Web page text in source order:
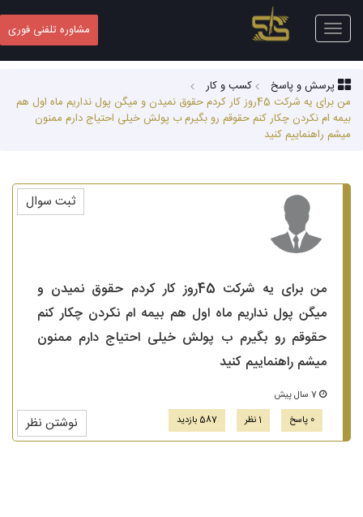
Toggle
navigation
مشاوره تلفنی فوری
پرسش و پاسخ
کسب‌ و کار
من برای یه شرکت 45روز کار کردم حقوق نمیدن و میگن پول نداریم ماه اول هم
بیمه ام نکردن چکار کنم حقوقم رو بگیرم ب پولش خیلی احتیاج دارم ممنون
میشم راهنماییم کنید
من برای یه شرکت 45روز کار کردم حقوق نمیدن و
میگن پول نداریم ماه اول هم بیمه ام نکردن چکار کنم
حقوقم رو بگیرم ب پولش خیلی احتیاج دارم ممنون
میشم راهنماییم کنید
0 پاسخ
1 نظر 587 بازدید نوشتن نظر
ثبت سوال